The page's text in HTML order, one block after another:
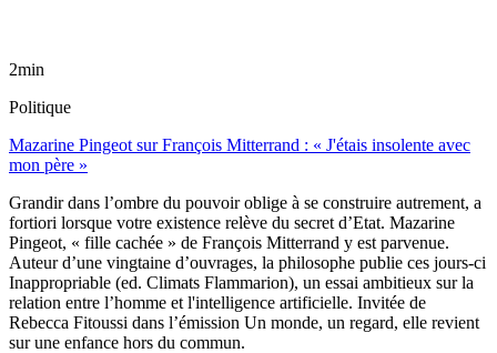
2min
Politique
Mazarine Pingeot sur François Mitterrand : « J'étais insolente avec
mon père »
Grandir dans l’ombre du pouvoir oblige à se construire autrement, a
fortiori lorsque votre existence relève du secret d’Etat. Mazarine
Pingeot, « fille cachée » de François Mitterrand y est parvenue.
Auteur d’une vingtaine d’ouvrages, la philosophe publie ces jours-ci
Inappropriable (ed. Climats Flammarion), un essai ambitieux sur la
relation entre l’homme et l'intelligence artificielle. Invitée de
Rebecca Fitoussi dans l’émission Un monde, un regard, elle revient
sur une enfance hors du commun.